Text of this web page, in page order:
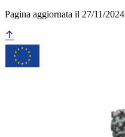
Pagina aggiornata il 27/11/2024